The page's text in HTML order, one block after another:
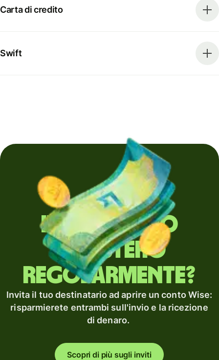
Carta di credito
Swift
Invii denaro
all'estero
regolarmente?
Invita il tuo destinatario ad aprire un conto Wise:
risparmierete entrambi sull'invio e la ricezione
di denaro.
Scopri di più sugli inviti